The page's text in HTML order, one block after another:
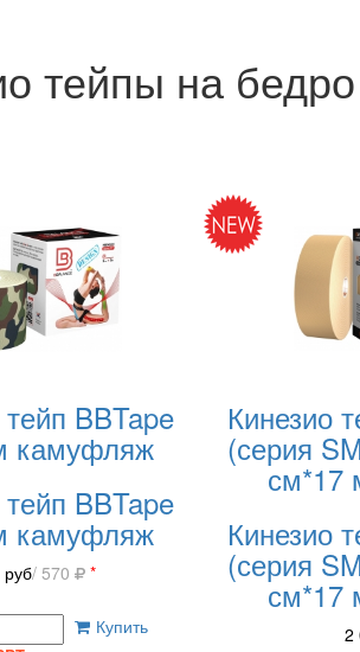
тейпы на бедро
тейп BBTape
камуфляж
BBTape
камуфляж
руб/ 570 *
Купить
Кинезио
(серия
см*17
Кинезио
(серия
см*17
2